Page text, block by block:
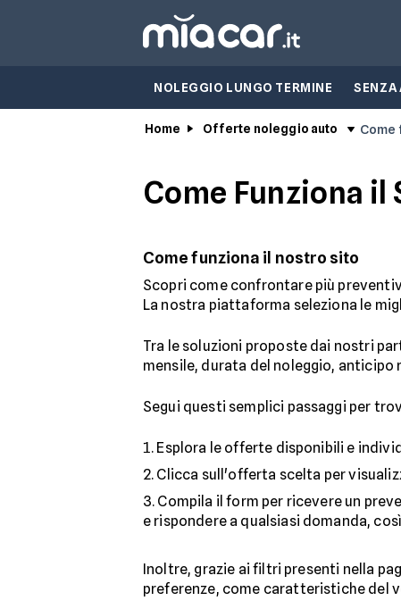
NOLEGGIO LUNGO TERMINE SENZA
Home Offerte noleggio auto Come
Come Funziona il
Come funziona il nostro sito
Scopri come confrontare più
La nostra piattaforma seleziona le
Tra le soluzioni proposte dai nostri
mensile, durata del noleggio, anticipo
Segui questi semplici passaggi per
Esplora le offerte disponibili e
Clicca sull'offerta scelta per
Compila il form per ricevere un
e rispondere a qualsiasi domanda,
Inoltre, grazie ai filtri presenti nella
preferenze, come caratteristiche del